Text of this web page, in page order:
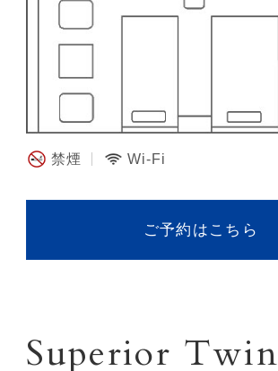
禁煙 Wi-Fi
ご予約はこちら
Superior Twin